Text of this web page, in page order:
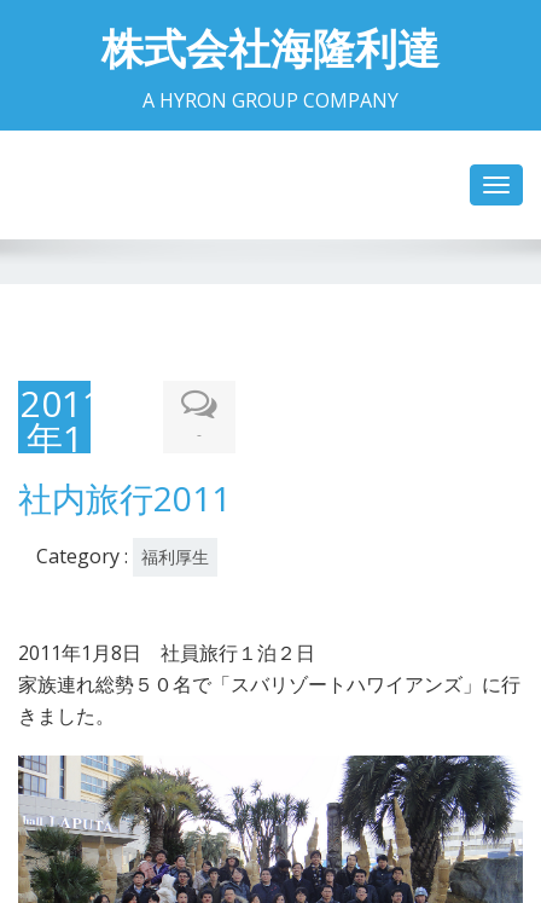
株式会社海隆利達
A HYRON GROUP COMPANY
2011
年1
月8
日
-
社内旅行2011
Category : 福利厚生
2011年1月8日 社員旅行１泊２日
家族連れ総勢５０名で「スバリゾートハワイアンズ」に行
きました。